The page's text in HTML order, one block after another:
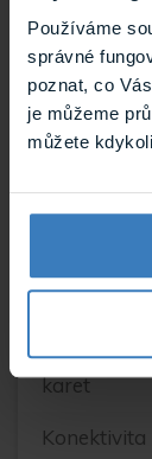
Používáme
správné
poznat, co
je můžeme
můžete
RTMP
protokol
Barva
Podpora
Délka
Podpora
karet
Konektivita